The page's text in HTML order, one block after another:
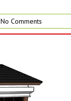
No Comments